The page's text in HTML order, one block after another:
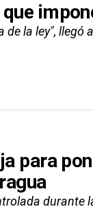
la ley", llegó
para
durante